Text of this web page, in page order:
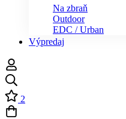
Na zbraň
Outdoor
EDC / Urban
Výpredaj
2